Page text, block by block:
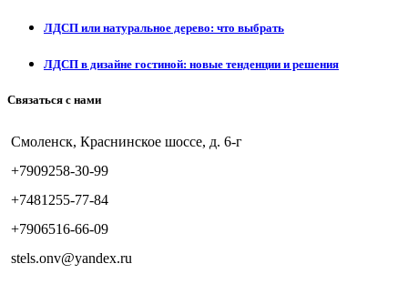
ЛДСП или натуральное дерево: что выбрать
ЛДСП в дизайне гостиной: новые тенденции и решения
Связаться с нами
Смоленск, Краснинское шоссе, д. 6-г
+7909258-30-99
+7481255-77-84
+7906516-66-09
stels.onv@yandex.ru